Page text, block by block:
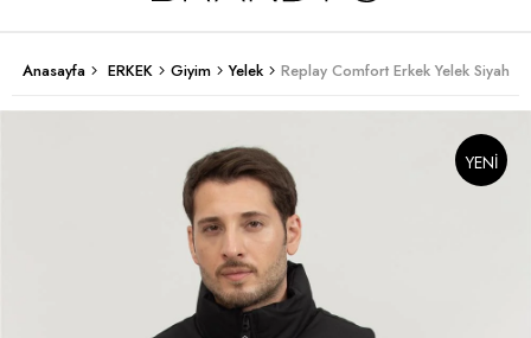
Anasayfa ERKEK Giyim Yelek Replay Comfort Erkek Yelek Siyah
YENI